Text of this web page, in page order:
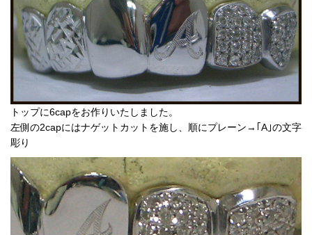
トップに6capをお作りいたしました。
左側の2capにはナゲットカットを施し、順にプレーン→｢A｣の文字
彫り